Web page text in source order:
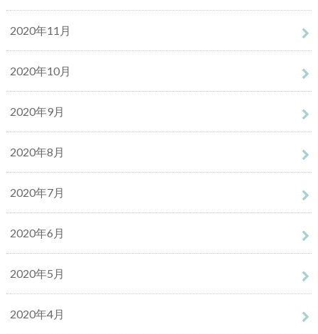
2020年11月
2020年10月
2020年9月
2020年8月
2020年7月
2020年6月
2020年5月
2020年4月